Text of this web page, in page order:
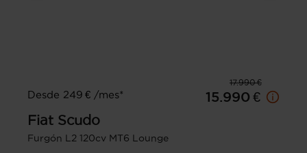
17.990 €
Desde 249 € /mes*
15.990 €
Fiat Scudo
Furgón L2 120cv MT6 Lounge